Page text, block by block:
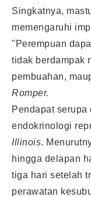
Singkatnya,
memengaruhi
"Perempuan
tidak berdampak
pembuahan,
Romper.
Pendapat
endokrinologi
Illinois.
hingga delapan
tiga hari setelah
perawatan